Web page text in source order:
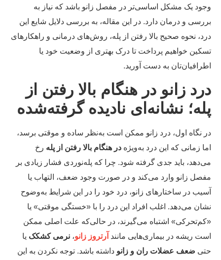
یک مشکل اساسی‌تر در مفصل زانو باشد که نیاز به
و درمان دارد. در این مقاله، به بررسی دلایل شایع این
نحوه صحیح بالا رفتن از پله، روش‌های درمانی و راهکارهای
خواهیم پرداخت تا درک بهتری از وضعیت خود یا
به دست آورید.
زانو در هنگام بالا رفتن از
نشانه‌ای نادیده گرفته‌شده
نگاه اول، درد زانو ممکن است به‌نظر ساده و موقتی برسد،
زمانی که این درد به‌ویژهدر هنگام بالا رفتن از پله رخ
باید جدی گرفته شود. چرا که پله‌نوردی فشار زیادی بر
زانو وارد می‌کند و در صورت وجود ضعف، التهاب یا
در ساختارهای زانو، درد خود را در این شرایط به‌وضوح
می‌دهد. اغلب افراد این درد را با «خستگی موقتی» یا
اشتباه می‌گیرند، در حالی‌که علت اصلی ممکن
ریشه در بیماری‌هایی مانندآرتروز زانو ، نرمی کشککیا
ضعف عضلات ران و زانوداشته باشد. توجه نکردن به این